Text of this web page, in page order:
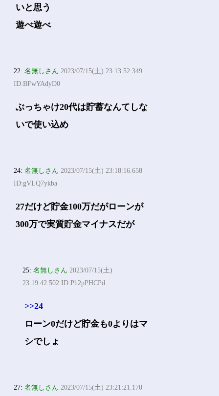
いと思う
遊べ遊べ
22:名無しさん 2023/07/15(土) 23:13:52.349
ID:BFwYAdyD0
ぶっちゃけ20代は貯蓄なんてしな
いで使い込め
24:名無しさん 2023/07/15(土) 23:18:16.658
ID:gVLQ7ykba
27だけど貯金100万だがローンが
300万で実質貯金マイナスだが
25:名無しさん 2023/07/15(土)
23:19:42.502 ID:Ph2pPHCPd
>>24
ローン0だけど貯金も0よりはマ
シでしょ
27:名無しさん 2023/07/15(土) 23:21:21.170